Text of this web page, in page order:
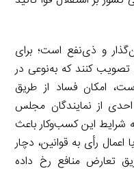
و ذی‌نفع است؛ برای
تصویب کنند که به‌نوعی در
امکان فساد از طریق
از نمایندگان مجلس
شرایط این کسب‌وکار باعث
رأی به قوانین، دچار
تعارض منافع رخ داده